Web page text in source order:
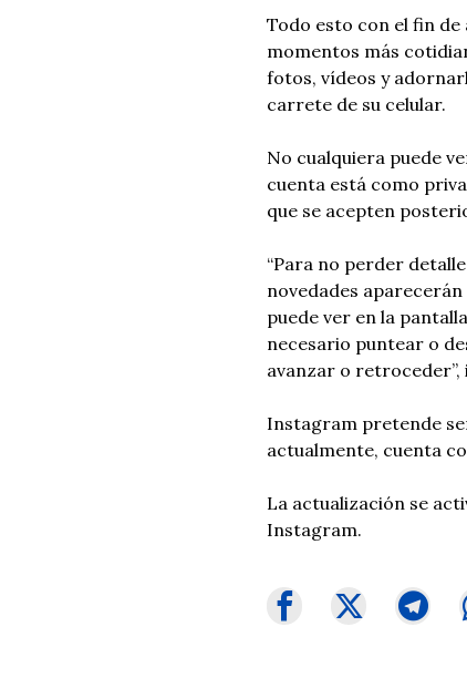
Todo esto con el fin de
momentos más
fotos, vídeos y
carrete de su celular.
No cualquiera puede
cuenta está como
que se acepten
“Para no perder
novedades
puede ver en la
necesario puntear o
avanzar o
Instagram pretende
actualmente, cuenta
La actualización se
Instagram.